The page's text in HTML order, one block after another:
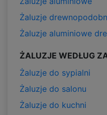
Żaluzje
Żaluzje aluminiowe
ŻALUZJE WEDŁUG
Żaluzje do sypialni
Żaluzje do salonu
Żaluzje do kuchni